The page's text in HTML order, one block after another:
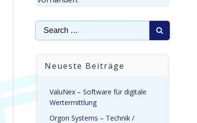
Search
for:
Neueste Beiträge
ValuNex – Software für digitale
Wertermittlung
Orgon Systems – Technik /